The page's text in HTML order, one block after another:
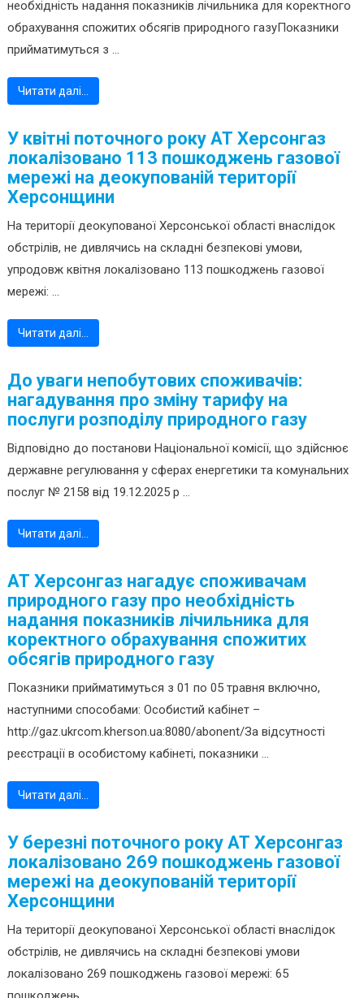
необхідність надання показників лічильника для коректного
обрахування спожитих обсягів природного газуПоказники
прийматимуться з ...
Читати далі…
У квітні поточного року АТ Херсонгаз
локалізовано 113 пошкоджень газової
мережі на деокупованій території
Херсонщини
На території деокупованої Херсонської області внаслідок
обстрілів, не дивлячись на складні безпекові умови,
упродовж квітня локалізовано 113 пошкоджень газової
мережі: ...
Читати далі…
До уваги непобутових споживачів:
нагадування про зміну тарифу на
послуги розподілу природного газу
Відповідно до постанови Національної комісії, що здійснює
державне регулювання у сферах енергетики та комунальних
послуг № 2158 від 19.12.2025 р ...
Читати далі…
АТ Херсонгаз нагадує споживачам
природного газу про необхідність
надання показників лічильника для
коректного обрахування спожитих
обсягів природного газу
Показники прийматимуться з 01 по 05 травня включно,
наступними способами: Особистий кабінет –
http://gaz.ukrcom.kherson.ua:8080/abonent/За відсутності
реєстрації в особистому кабінеті, показники ...
Читати далі…
У березні поточного року АТ Херсонгаз
локалізовано 269 пошкоджень газової
мережі на деокупованій території
Херсонщини
На території деокупованої Херсонської області внаслідок
обстрілів, не дивлячись на складні безпекові умови
локалізовано 269 пошкоджень газової мережі: 65